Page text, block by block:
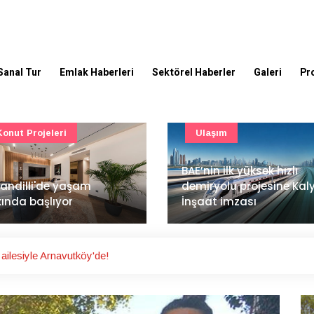
Tur Emlak Haberleri Sektörel Haberler Galeri
ilk yüksek hızlı
projesine Kalyon
imzası
Mimarlık ve mühendislik
projeleri e-PYS ile dijital
ortama taşınacak
Güncel
Arnavutköy'de!